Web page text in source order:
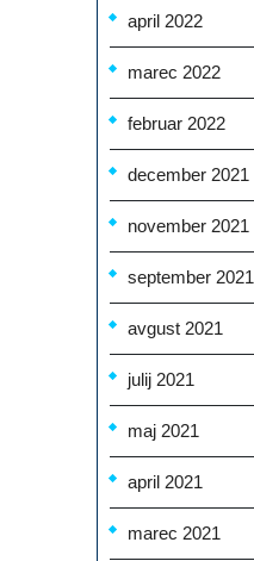
april 2022
marec 2022
februar 2022
december 2021
november 2021
september 2021
avgust 2021
julij 2021
maj 2021
april 2021
marec 2021